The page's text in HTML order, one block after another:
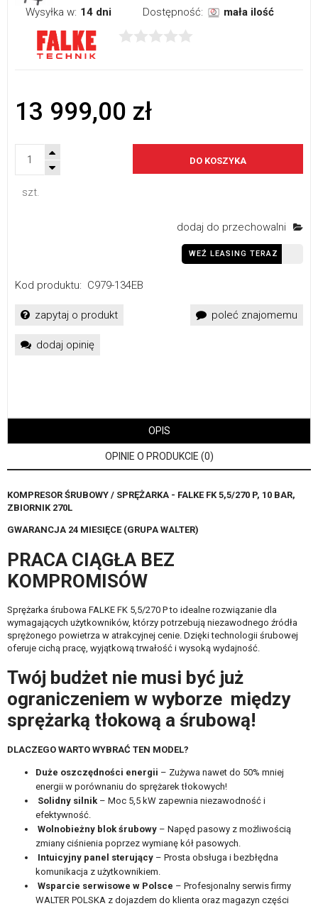
Wysyłka w: 14 dni Dostępność: mała ilość
13 999,00 zł
szt.
DO KOSZYKA
dodaj do przechowalni
WEŹ LEASING TERAZ
Kod produktu: C979-134EB
zapytaj o produkt poleć znajomemu
dodaj opinię
OPIS
OPINIE O PRODUKCIE (0)
KOMPRESOR ŚRUBOWY / SPRĘŻARKA - FALKE FK 5,5/270 P, 10 BAR,
ZBIORNIK 270L
GWARANCJA 24 MIESIĘCE (GRUPA WALTER)
PRACA CIĄGŁA BEZ
KOMPROMISÓW
Sprężarka śrubowa FALKE FK 5,5/270 P to idealne rozwiązanie dla
wymagających użytkowników, którzy potrzebują niezawodnego źródła
sprężonego powietrza w atrakcyjnej cenie. Dzięki technologii śrubowej
oferuje cichą pracę, wyjątkową trwałość i wysoką wydajność.
Twój budżet nie musi być już
ograniczeniem w wyborze między
sprężarką tłokową a śrubową!
DLACZEGO WARTO WYBRAĆ TEN MODEL?
Duże oszczędności energii – Zużywa nawet do 50% mniej
energii w porównaniu do sprężarek tłokowych!
Solidny silnik – Moc 5,5 kW zapewnia niezawodność i
efektywność.
Wolnobieżny blok śrubowy – Napęd pasowy z możliwością
zmiany ciśnienia poprzez wymianę kół pasowych.
Intuicyjny panel sterujący – Prosta obsługa i bezbłędna
komunikacja z użytkownikiem.
Wsparcie serwisowe w Polsce – Profesjonalny serwis firmy
WALTER POLSKA z dojazdem do klienta oraz magazyn części